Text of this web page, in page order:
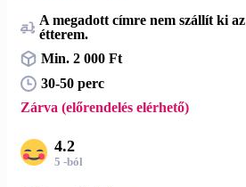
A megadott címre nem szállít ki az
étterem.
Min. 2 000 Ft
30-50 perc
Zárva (előrendelés elérhető)
4.2
5 -ból